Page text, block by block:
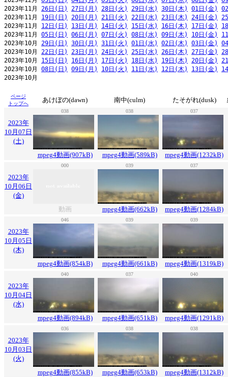
2023年11月 26日(日) 27日(月) 28日(火) 29日(水) 30日(木) 01日(金)
2023年11月 19日(日) 20日(月) 21日(火) 22日(水) 23日(木) 24日(金)
2023年11月 12日(日) 13日(月) 14日(火) 15日(水) 16日(木) 17日(金)
2023年11月 05日(日) 06日(月) 07日(火) 08日(水) 09日(木) 10日(金)
2023年10月 29日(日) 30日(月) 31日(火) 01日(水) 02日(木) 03日(金)
2023年10月 22日(日) 23日(月) 24日(火) 25日(水) 26日(木) 27日(金)
2023年10月 15日(日) 16日(月) 17日(火) 18日(水) 19日(木) 20日(金)
2023年10月 08日(日) 09日(月) 10日(火) 11日(水) 12日(木) 13日(金)
ページ
トップへ
あけぼの(dawn) 南中(culm) たそがれ(dusk)
038 038 037
2023年
10月07日
(土)
mpeg4動画(907kB)
mpeg4動画(589kB) mpeg4動画(1232kB)
000 039 037
2023年
10月06日
(金)
動画
mpeg4動画(662kB) mpeg4動画(1284kB)
046 039 039
2023年
10月05日
(木)
mpeg4動画(854kB)
mpeg4動画(661kB) mpeg4動画(1319kB)
040 037 040
2023年
10月04日
(水)
mpeg4動画(894kB)
mpeg4動画(651kB) mpeg4動画(1291kB)
036 038 038
2023年
10月03日
(火)
mpeg4動画(855kB)
mpeg4動画(653kB) mpeg4動画(1312kB)